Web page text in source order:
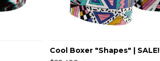
Cool Boxer "Shapes" | SALE!